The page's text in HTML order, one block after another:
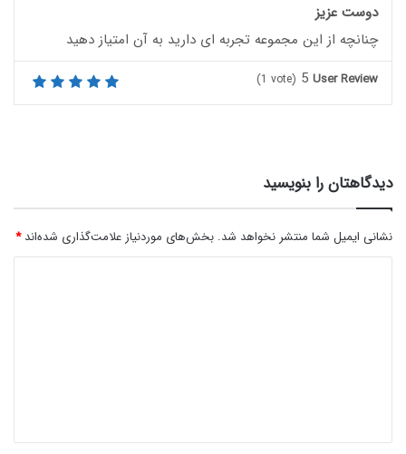
دوست عزیز
چنانچه از این مجموعه تجربه ای دارید به آن امتیاز دهید
User Review
5
(1 vote)
دیدگاهتان را بنویسید
نشانی ایمیل شما منتشر نخواهد شد. بخش‌های موردنیاز علامت‌گذاری شده‌اند*